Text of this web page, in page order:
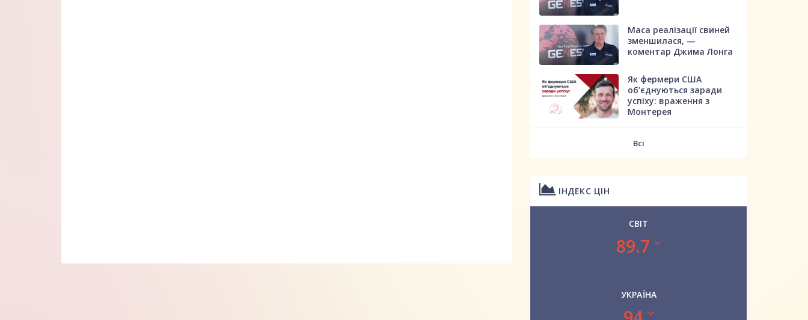
Маса реалізації свиней
зменшилася, —
коментар Джима Лонга
Як фермери США
об’єднуються заради
успіху: враження з
Монтерея
Всі
ІНДЕКС ЦІН
СВІТ
89.7
УКРАЇНА